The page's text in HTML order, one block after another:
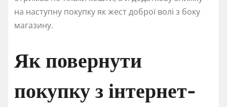
на наступну покупку як жест доброї волі з боку
магазину.
Як повернути
покупку з інтернет-